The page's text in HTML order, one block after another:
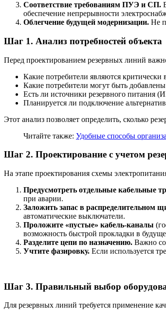
Соответствие требованиям ПУЭ и СП.
обеспечение непрерывности
Облегчение будущей модернизации. Не
Шаг 1. Анализ потребностей объекта
Перед проектированием резервных линий
Какие потребители являются
Какие потребители могут быть
Есть ли источники резервного питания
Планируется ли подключение
Этот анализ позволяет определить, сколько
Читайте также: Удобные способы
Шаг 2. Проектирование с учетом
На этапе проектирования схемы
Предусмотреть отдельные кабельные
при аварии.
Заложить запас в распределительном
автоматические выключатели.
Проложите «пустые» кабель-каналы
возможность быстрой прокладки в
Разделите цепи по назначению. Важно
Учтите фазировку. Если используется
Шаг 3. Правильный выбор
Для резервных линий требуется применение